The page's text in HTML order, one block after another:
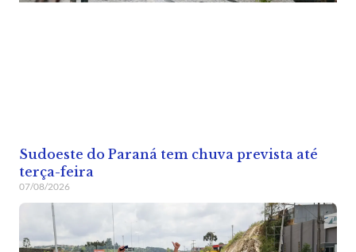
Sudoeste do Paraná tem chuva prevista até
terça-feira
07/08/2026